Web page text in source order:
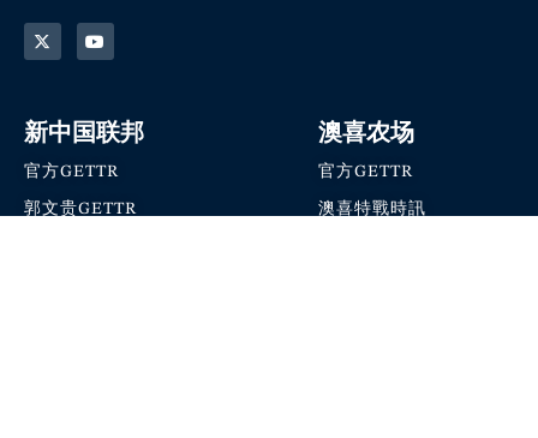
新中国联邦
官方GETTR
郭文贵GETTR
澳喜农场
官方GETTR
澳喜特戰時訊